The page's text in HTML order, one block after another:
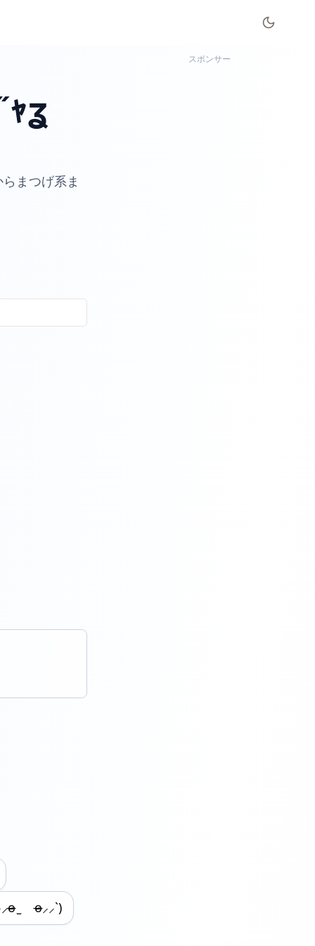
ｬʓ
まつげ系ま
o̴̶̷⸝⸝ˋ)
スポンサー